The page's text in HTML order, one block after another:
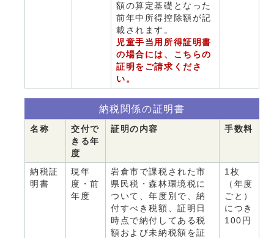
額の算定基礎となった
前年中所得控除額が記
載されます。
児童手当用所得証明書
の場合には、こちらの
証明をご請求くださ
い。
納税関係の証明書
名称
交付で
きる年
度
証明の内容 手数料
納税証
明書
現年
度・前
年度
岩倉市で課税された市
県民税・森林環境税に
ついて、年度別で、納
付すべき税額、証明日
時点で納付してある税
額および未納税額を証
1枚
（年度
ごと）
につき
100円